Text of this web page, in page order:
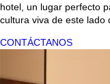
hotel, un lugar perfecto
cultura viva de este lado
CONTÁCTANOS